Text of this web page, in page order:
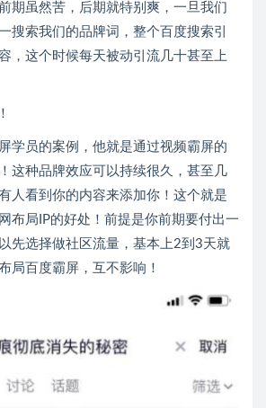
期虽然苦，后期就特别爽，一旦我们
搜索我们的品牌词，整个百度搜索引
，这个时候每天被动引流几十甚至上
学员的案例，他就是通过视频霸屏的
这种品牌效应可以持续很久，甚至几
人看到你的内容来添加你！这个就是
布局IP的好处！前提是你前期要付出一
先选择做社区流量，基本上2到3天就
局百度霸屏，互不影响！